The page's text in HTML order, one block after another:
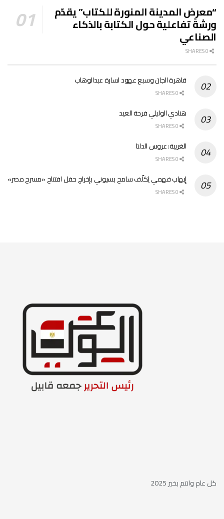
“معرض المدينة المنورة للكتاب” يقدّم
ورشةً تفاعلية حول الكتابة بالذكاء
الصناعي
قاهرة الجان وسبع عهود لسارة عبدالوهاب
هنادي الوليلي فرحة العيد
الغربية: عروس الدلتا
إيهاب فهمي يُكلّف سامح بسيوني بإخراج حفل افتتاح «مسرح مصر»
كل عام وانتم بخير 2025